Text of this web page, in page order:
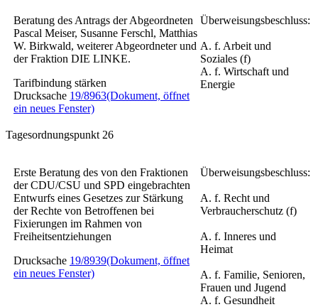
Beratung des Antrags der Abgeordneten
Pascal Meiser, Susanne Ferschl, Matthias
W. Birkwald, weiterer Abgeordneter und
der Fraktion DIE LINKE.
Tarifbindung stärken
Drucksache 19/8963(Dokument, öffnet
ein neues Fenster)
Überweisungsbeschluss:
A. f. Arbeit und
Soziales (f)
A. f. Wirtschaft und
Energie
Tagesordnungspunkt 26
Erste Beratung des von den Fraktionen
der CDU/CSU und SPD eingebrachten
Entwurfs eines Gesetzes zur Stärkung
der Rechte von Betroffenen bei
Fixierungen im Rahmen von
Freiheitsentziehungen
Drucksache 19/8939(Dokument, öffnet
ein neues Fenster)
Überweisungsbeschluss:
A. f. Recht und
Verbraucherschutz (f)
A. f. Inneres und
Heimat
A. f. Familie, Senioren,
Frauen und Jugend
A. f. Gesundheit